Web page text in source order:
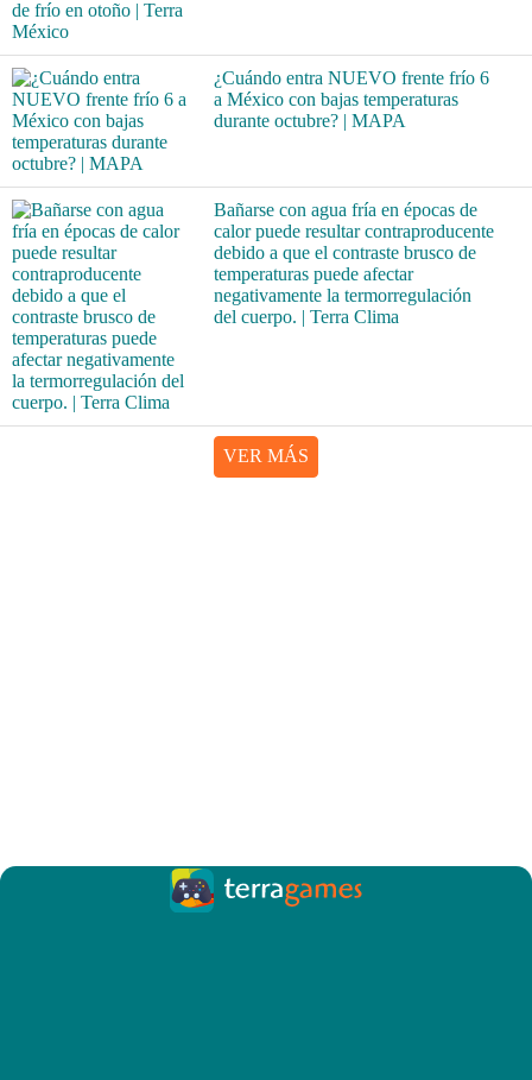
¿Cuándo entra NUEVO frente frío 6
a México con bajas temperaturas
durante octubre? | MAPA
Bañarse con agua fría en épocas de
calor puede resultar contraproducente
debido a que el contraste brusco de
temperaturas puede afectar
negativamente la termorregulación
del cuerpo. | Terra Clima
VER MÁS